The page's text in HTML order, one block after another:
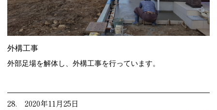
外構工事
外部足場を解体し、外構工事を行っています。
28. 2020年11月25日